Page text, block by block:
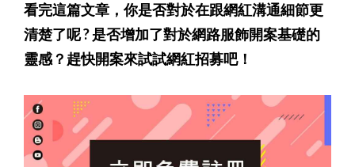
看完這篇文章，你是否對於在跟網紅溝通細節更
清楚了呢 ? 是否增加了對於網路服飾開案基礎的
靈感？趕快開案來試試網紅招募吧！